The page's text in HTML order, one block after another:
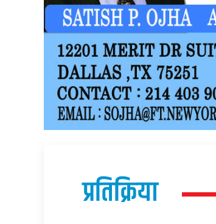
प्रतिक्रिया